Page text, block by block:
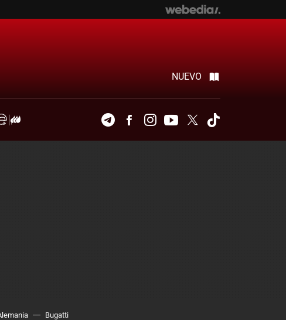
NUEVO
TelegramFacebookInstagramYoutubeTwitter
Bugatti